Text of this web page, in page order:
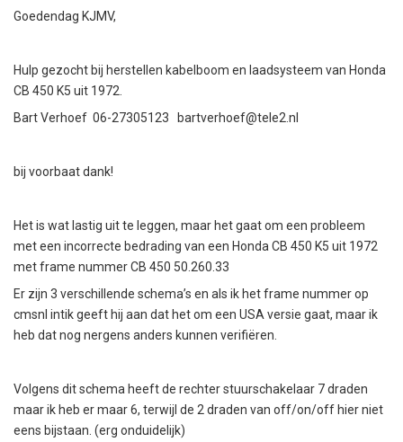
Goedendag KJMV,
Hulp gezocht bij herstellen kabelboom en laadsysteem van Honda
CB 450 K5 uit 1972.
Bart Verhoef 06-27305123 bartverhoef@tele2.nl
bij voorbaat dank!
Het is wat lastig uit te leggen, maar het gaat om een probleem
met een incorrecte bedrading van een Honda CB 450 K5 uit 1972
met frame nummer CB 450 50.260.33
Er zijn 3 verschillende schema’s en als ik het frame nummer op
cmsnl intik geeft hij aan dat het om een USA versie gaat, maar ik
heb dat nog nergens anders kunnen verifiëren.
Volgens dit schema heeft de rechter stuurschakelaar 7 draden
maar ik heb er maar 6, terwijl de 2 draden van off/on/off hier niet
eens bijstaan. (erg onduidelijk)